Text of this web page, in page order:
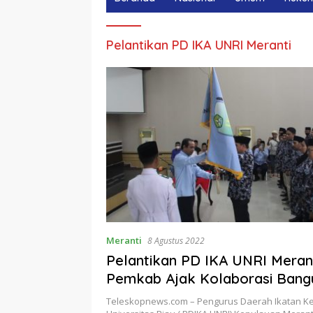
Pelantikan PD IKA UNRI Meranti
Meranti 8 Agustus 2022
Pelantikan PD IKA UNRI
Pemkab Ajak Kolaborasi
Teleskopnews.com – Pengurus Daerah Ikatan